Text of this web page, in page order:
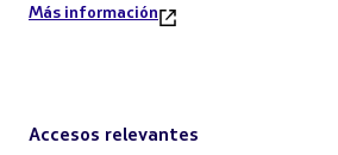
Más información
Accesos relevantes